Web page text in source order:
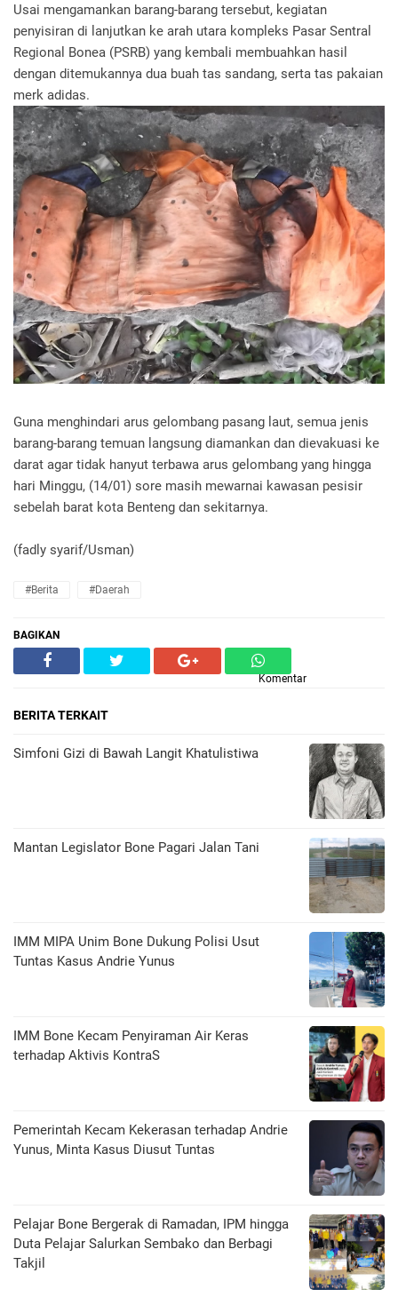
Usai mengamankan barang-barang tersebut, kegiatan
penyisiran di lanjutkan ke arah utara kompleks Pasar Sentral
Regional Bonea (PSRB) yang kembali membuahkan hasil
dengan ditemukannya dua buah tas sandang, serta tas pakaian
merk adidas.
Guna menghindari arus gelombang pasang laut, semua jenis
barang-barang temuan langsung diamankan dan dievakuasi ke
darat agar tidak hanyut terbawa arus gelombang yang hingga
hari Minggu, (14/01) sore masih mewarnai kawasan pesisir
sebelah barat kota Benteng dan sekitarnya.
(fadly syarif/Usman)
#Berita #Daerah
BAGIKAN
Komentar
BERITA TERKAIT
​Simfoni Gizi di Bawah Langit Khatulistiwa
Mantan Legislator Bone Pagari Jalan Tani
IMM MIPA Unim Bone Dukung Polisi Usut
Tuntas Kasus Andrie Yunus
IMM Bone Kecam Penyiraman Air Keras
terhadap Aktivis KontraS
Pemerintah Kecam Kekerasan terhadap Andrie
Yunus, Minta Kasus Diusut Tuntas
Pelajar Bone Bergerak di Ramadan, IPM hingga
Duta Pelajar Salurkan Sembako dan Berbagi
Takjil